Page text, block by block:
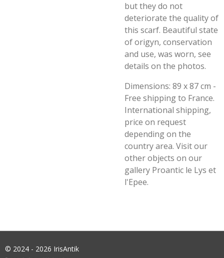
but they do not
deteriorate the quality of
this scarf. Beautiful state
of origyn, conservation
and use, was worn, see
details on the photos.
Dimensions: 89 x 87 cm -
Free shipping to France.
International shipping,
price on request
depending on the
country area. Visit our
other objects on our
gallery Proantic le Lys et
l'Epee.
© 2024 - 2026 IrisAntik